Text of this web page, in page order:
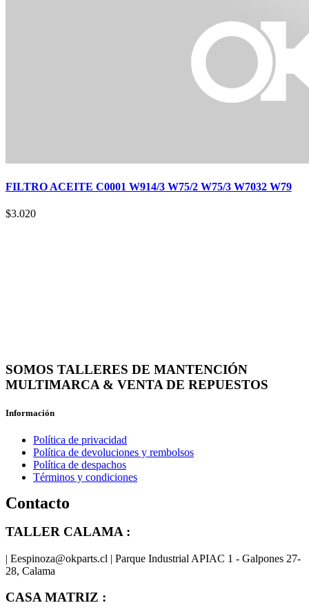
FILTRO ACEITE C0001 W914/3 W75/2 W75/3 W7032 W79
$3.020
SOMOS TALLERES DE MANTENCIÓN
MULTIMARCA & VENTA DE REPUESTOS
Información
Política de privacidad
Política de devoluciones y rembolsos
Política de despachos
Términos y condiciones
Contacto
TALLER CALAMA :
| Eespinoza@okparts.cl | Parque Industrial APIAC 1 - Galpones 27-
28, Calama
CASA MATRIZ :